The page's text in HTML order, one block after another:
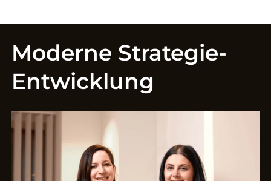
Moderne Strategie-
Entwicklung